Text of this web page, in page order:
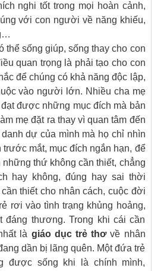
nghi tốt trong mọi hoàn cảnh,
với con người về năng khiếu,
thể sống giúp, sống thay cho con
quan trọng là phải tạo cho con
để chúng có khả năng độc lập,
vào người lớn. Nhiều cha mẹ
đạt được những mục đích mà bản
mẹ đặt ra thay vì quan tâm đến
dự của mình mà họ chỉ nhìn
mắt, mục đích ngắn hạn, để
những thứ không cần thiết, chẳng
hay không, đúng hay sai thời
thiết cho nhân cách, cuộc đời
rơi vào tình trạng khủng hoảng,
đáng thương. Trong khi cái cần
là giáo dục trẻ thơvề nhân
dần bị lãng quên. Một đứa trẻ
được sống khi là chính mình,